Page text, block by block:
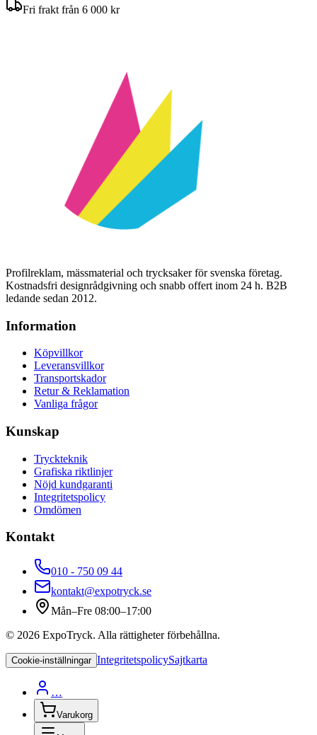
Fri frakt från 6 000 kr
Profilreklam, mässmaterial och trycksaker för svenska företag.
Kostnadsfri designrådgivning och snabb offert inom 24 h. B2B
ledande sedan 2012.
Information
Köpvillkor
Leveransvillkor
Transportskador
Retur & Reklamation
Vanliga frågor
Kunskap
Tryckteknik
Grafiska riktlinjer
Nöjd kundgaranti
Integritetspolicy
Omdömen
Kontakt
010 - 750 09 44
kontakt@expotryck.se
Mån–Fre 08:00–17:00
© 2026 ExpoTryck. Alla rättigheter förbehållna.
Cookie-inställningar IntegritetspolicySajtkarta
…
Varukorg